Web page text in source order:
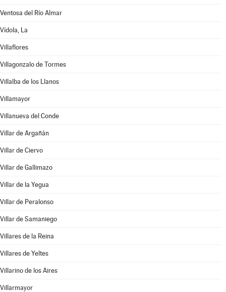
Ventosa del Río Almar
Vídola, La
Villaflores
Villagonzalo de Tormes
Villalba de los Llanos
Villamayor
Villanueva del Conde
Villar de Argañán
Villar de Ciervo
Villar de Gallimazo
Villar de la Yegua
Villar de Peralonso
Villar de Samaniego
Villares de la Reina
Villares de Yeltes
Villarino de los Aires
Villarmayor